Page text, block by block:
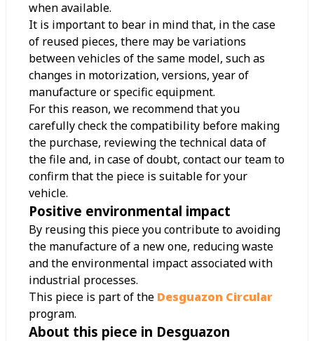
when available.
It is important to bear in mind that, in the case
of reused pieces, there may be variations
between vehicles of the same model, such as
changes in motorization, versions, year of
manufacture or specific equipment.
For this reason, we recommend that you
carefully check the compatibility before making
the purchase, reviewing the technical data of
the file and, in case of doubt, contact our team to
confirm that the piece is suitable for your
vehicle.
Positive environmental impact
By reusing this piece you contribute to avoiding
the manufacture of a new one, reducing waste
and the environmental impact associated with
industrial processes.
This piece is part of the Desguazon Circular
program.
About this piece in Desguazon